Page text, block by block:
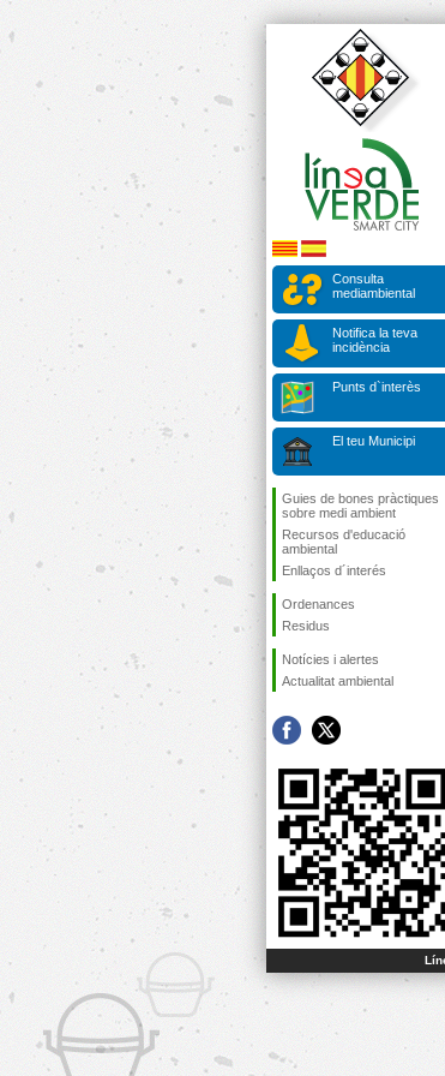
Consulta
mediambiental
Notifica la teva
incidència
Punts d`interès
El teu Municipi
Guies de bones pràctiques
sobre medi ambient
Recursos d'educació
ambiental
Enllaços d´interés
Ordenances
Residus
Notícies i alertes
Actualitat ambiental